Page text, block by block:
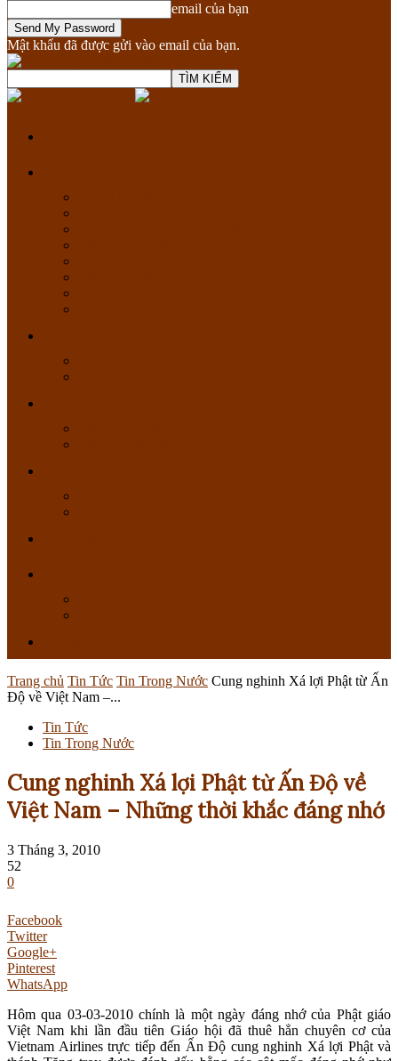
email của bạn
Mật khẩu đã được gửi vào email của bạn.
Trang chủ Tin Tức Tin Trong Nước Cung nghinh Xá lợi Phật từ Ấn
Độ về Việt Nam –...
Tin Tức
Tin Trong Nước
Cung nghinh Xá lợi Phật từ Ấn Độ về
Việt Nam – Những thời khắc đáng nhớ
3 Tháng 3, 2010
52
0
Facebook
Twitter
Google+
Pinterest
WhatsApp
Hôm qua 03-03-2010 chính là một ngày đáng nhớ của Phật giáo
Việt Nam khi lần đầu tiên Giáo hội đã thuê hẳn chuyên cơ của
Vietnam Airlines trực tiếp đến Ấn Độ cung nghinh Xá lợi Phật và